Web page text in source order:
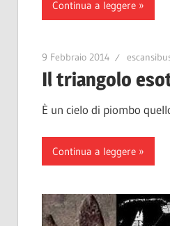
Continua a leggere
9 Febbraio 2014
Il triangolo
È un cielo di piombo
Continua a leggere